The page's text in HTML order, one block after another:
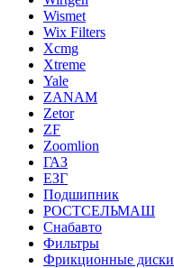
Wismet
Wix Filters
Xcmg
Xtreme
Yale
ZANAM
Zetor
ZF
Zoomlion
ГАЗ
ЕЗГ
Подшипник
РОСТСЕЛЬМАШ
Снабавто
Фильтры
Фрикционные диски